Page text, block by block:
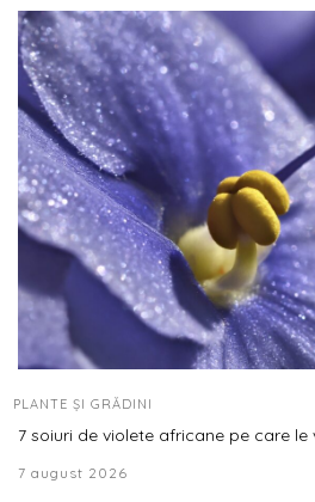
PLANTE ȘI GRĂDINI
7 soiuri de violete africane pe care
7 august 2026